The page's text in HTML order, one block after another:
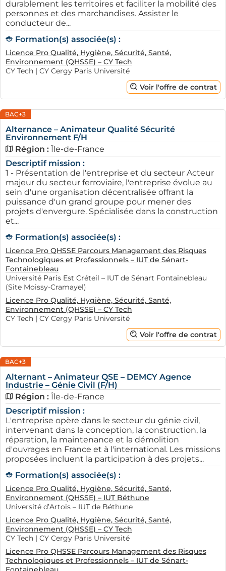
conseils bienveillants ainsi que des contacts précieux
en termes d'offres d'alternance.
Enfin, les réseaux sociaux professionnels comme
LinkedIn sont des outils très efficaces pour découvrir
des opportunités d'alternance. En créant un profil
attractif et en suivant les entreprises Cristoliennes, les
candidats augmentent leur visibilité et leurs chances
d'être repérés par des recruteurs à la recherche de
nouveaux talents. Avoir une bonne présence en ligne
est désormais indispensable pour se faire connaître et
se démarquer.
AFi24 : un soutien dans la
recherche d'alternance à Créteil
AFi24 se présente comme un acteur incontournable
pour les jeunes qui cherchent une entreprise qui
recrute en alternance à Créteil. En offrant une
plateforme d'information, AFi24 aide les candidats à
naviguer dans le monde complexe de l'alternance, en
particulier pour êtrealternant en biotechnologiesou en
chimie analytique. Sur leur site, vous trouverez une
multitude d'offres d'alternance actualisées, ainsi que
des conseils pertinents pour maximiser vos chances de
décrocher un contrat.
De nombreuses ressources sont mises à disposition, en
particulier des articles sur la préparation d’un entretien
ou la rédaction d’un CV adapté au marché. En
complément, AFi24 organise régulièrement des
webinaires et des événements d’orientation qui
permettent aux chercheurs d'alternance d'interagir
directement avec des professionnels du secteur. Ces
événements constituent une excellente opportunité
pour poser des questions et partager des retours
d'expérience concrets.
La plateforme propose également des études de
marché sur les tendances de l'alternance à Créteil, dans
le Val de Marne. Cela constitue une précieuse aide pour
les jeunes souhaitant cibler les secteurs en plein essor.
Grâce à ces informations, les candidats peuvent adapter
leur démarche et maximiser leurs chances de succès.
Ainsi, AFi24 s’avère être un soutien précieux pour les
jeunes à la recherche d'une alternance en alignant leurs
attentes avec les besoins des entreprises locales. Que
ce soit pour découvrir des offres d'emploi ou pour se
durablement les territoires et faciliter la mobilité des
personnes et des marchandises. Assister le
conducteur de...
Formation(s) associée(s) :
Licence Pro Qualité, Hygiène, Sécurité, Santé,
Environnement (QHSSE) – CY Tech
CY Tech | CY Cergy Paris Université
Voir l'offre de contrat
BAC+3
Alternance – Animateur Qualité Sécurité
Environnement F/H
Région : Île-de-France
Descriptif mission :
1 - Présentation de l'entreprise et du secteur Acteur
majeur du secteur ferroviaire, l'entreprise évolue au
sein d'une organisation décentralisée offrant la
puissance d'un grand groupe pour mener des
projets d'envergure. Spécialisée dans la construction
et...
Formation(s) associée(s) :
Licence Pro QHSSE Parcours Management des Risques
Technologiques et Professionnels – IUT de Sénart-
Fontainebleau
Université Paris Est Créteil – IUT de Sénart Fontainebleau
(Site Moissy-Cramayel)
Licence Pro Qualité, Hygiène, Sécurité, Santé,
Environnement (QHSSE) – CY Tech
CY Tech | CY Cergy Paris Université
Voir l'offre de contrat
BAC+3
Alternant – Animateur QSE – DEMCY Agence
Industrie – Génie Civil (F/H)
Région : Île-de-France
Descriptif mission :
L'entreprise opère dans le secteur du génie civil,
intervenant dans la conception, la construction, la
réparation, la maintenance et la démolition
d'ouvrages en France et à l'international. Les missions
proposées incluent la participation à des projets...
Formation(s) associée(s) :
Licence Pro Qualité, Hygiène, Sécurité, Santé,
Environnement (QHSSE) – IUT Béthune
Université d’Artois – IUT de Béthune
Licence Pro Qualité, Hygiène, Sécurité, Santé,
Environnement (QHSSE) – CY Tech
CY Tech | CY Cergy Paris Université
Licence Pro QHSSE Parcours Management des Risques
Technologiques et Professionnels – IUT de Sénart-